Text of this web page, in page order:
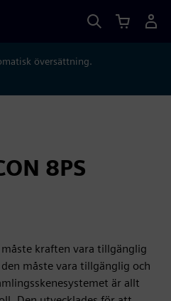
översättning.
8PS
kraften vara tillgänglig
måste vara tillgänglig och
är allt